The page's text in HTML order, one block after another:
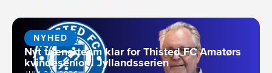
NYHED
Nyt trænerteam klar for Thisted FC Amatørs
kvindesenior i Jyllandsserien